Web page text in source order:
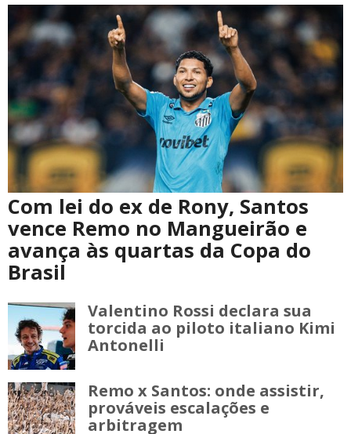
Com lei do ex de Rony, Santos
vence Remo no Mangueirão e
avança às quartas da Copa do
Brasil
Valentino Rossi declara sua
torcida ao piloto italiano Kimi
Antonelli
Remo x Santos: onde assistir,
prováveis escalações e
arbitragem